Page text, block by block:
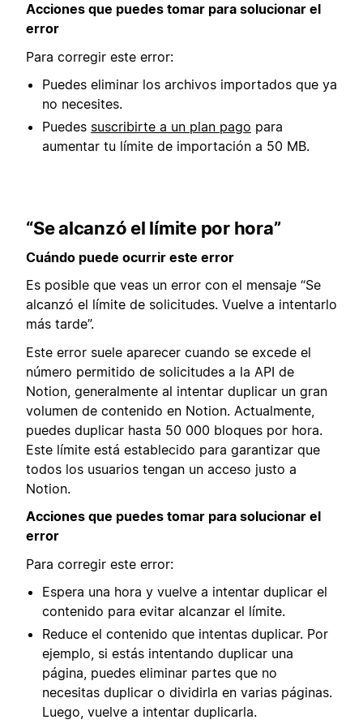
Acciones que puedes tomar para solucionar el
error
Para corregir este error:
Puedes eliminar los archivos importados que ya
no necesites.
Puedes suscribirte a un plan pago para
aumentar tu límite de importación a 50 MB.
“Se alcanzó el límite por hora”
Cuándo puede ocurrir este error
Es posible que veas un error con el mensaje “Se
alcanzó el límite de solicitudes. Vuelve a intentarlo
más tarde”.
Este error suele aparecer cuando se excede el
número permitido de solicitudes a la API de
Notion, generalmente al intentar duplicar un gran
volumen de contenido en Notion. Actualmente,
puedes duplicar hasta 50 000 bloques por hora.
Este límite está establecido para garantizar que
todos los usuarios tengan un acceso justo a
Notion.
Acciones que puedes tomar para solucionar el
error
Para corregir este error:
Espera una hora y vuelve a intentar duplicar el
contenido para evitar alcanzar el límite.
Reduce el contenido que intentas duplicar. Por
ejemplo, si estás intentando duplicar una
página, puedes eliminar partes que no
necesitas duplicar o dividirla en varias páginas.
Luego, vuelve a intentar duplicarla.